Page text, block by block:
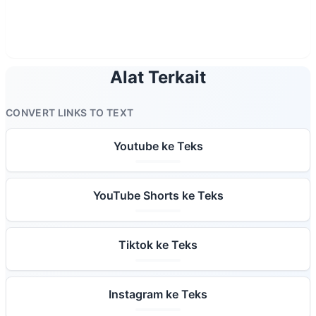
Alat Terkait
CONVERT LINKS TO TEXT
Youtube ke Teks
YouTube Shorts ke Teks
Tiktok ke Teks
Instagram ke Teks